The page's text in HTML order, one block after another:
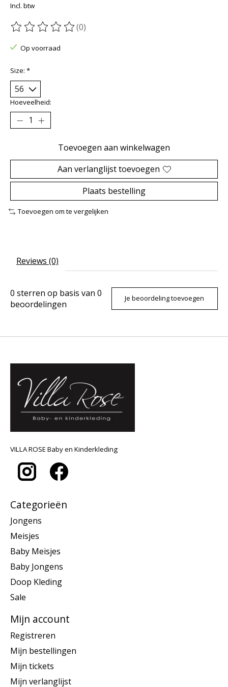
Incl. btw
De beoordeling van dit product is
(0)
Op voorraad
Size: *
Hoeveelheid:
Toevoegen aan winkelwagen
Aan verlanglijst toevoegen
Plaats bestelling
Toevoegen om te vergelijken
Reviews (0)
0 sterren op basis van 0
beoordelingen
Je beoordeling toevoegen
VILLA ROSE Baby en Kinderkleding
Categorieën
Jongens
Meisjes
Baby Meisjes
Baby Jongens
Doop Kleding
Sale
Mijn account
Registreren
Mijn bestellingen
Mijn tickets
Mijn verlanglijst